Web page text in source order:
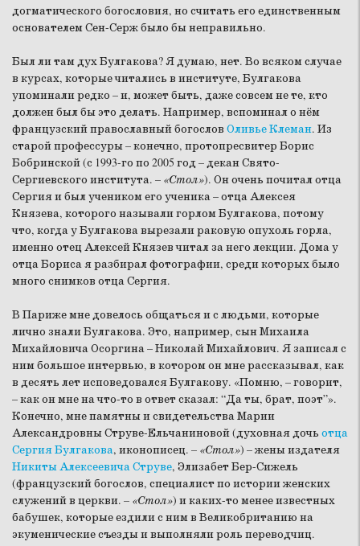
догматического богословия, но считать его единственным
основателем Сен-Серж было бы неправильно.
Был ли там дух Булгакова? Я думаю, нет. Во всяком случае
в курсах, которые читались в институте, Булгакова
упоминали редко – и, может быть, даже совсем не те, кто
должен был бы это делать. Например, вспоминал о нём
французский православный богослов Оливье Клеман. Из
старой профессуры – конечно, протопресвитер Борис
Бобринской (с 1993-го по 2005 год – декан Свято-
Сергиевского института. – «Стол»). Он очень почитал отца
Сергия и был учеником его ученика – отца Алексея
Князева, которого называли горлом Булгакова, потому
что, когда у Булгакова вырезали раковую опухоль горла,
именно отец Алексей Князев читал за него лекции. Дома у
отца Бориса я разбирал фотографии, среди которых было
много снимков отца Сергия.
В Париже мне довелось общаться и с людьми, которые
лично знали Булгакова. Это, например, сын Михаила
Михайловича Осоргина – Николай Михайлович. Я записал с
ним большое интервью, в котором он мне рассказывал, как
в десять лет исповедовался Булгакову. «Помню, – говорит,
– как он мне на что-то в ответ сказал: “Да ты, брат, поэт”».
Конечно, мне памятны и свидетельства Марии
Александровны Струве-Ельчаниновой (духовная дочь отца
Сергия Булгакова, иконописец. – «Стол») – жены издателя
Никиты Алексеевича Струве, Элизабет Бер-Сижель
(французский богослов, специалист по истории женских
служений в церкви. – «Стол») и каких-то менее известных
бабушек, которые ездили с ним в Великобританию на
экуменические съезды и выполняли роль переводчиц.